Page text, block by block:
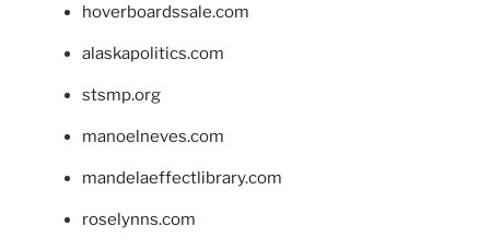
hoverboardssale.com
alaskapolitics.com
stsmp.org
manoelneves.com
mandelaeffectlibrary.com
roselynns.com